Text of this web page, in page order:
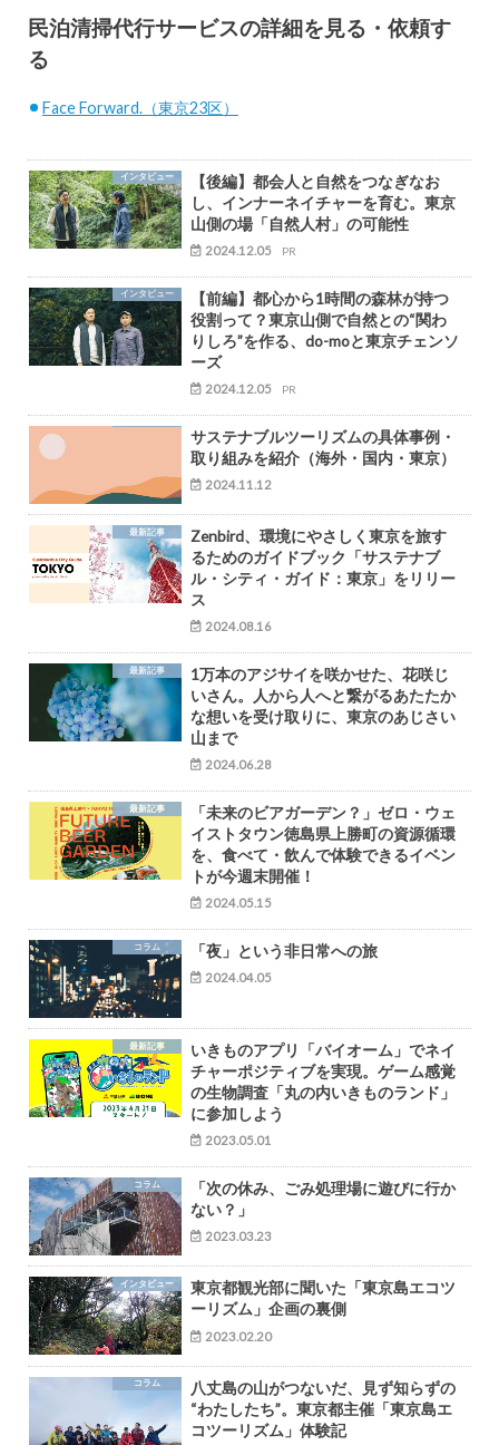
民泊清掃代行サービスの詳細を見る・依頼す
る
Face Forward.（東京23区）
インタビュー
【後編】都会人と自然をつなぎなお
し、インナーネイチャーを育む。東京
山側の場「自然人村」の可能性
2024.12.05 PR
インタビュー
【前編】都心から1時間の森林が持つ
役割って？東京山側で自然との“関わ
りしろ”を作る、do-moと東京チェンソ
ーズ
2024.12.05 PR
サステナブルツーリズムの具体事例・
取り組みを紹介（海外・国内・東京）
2024.11.12
最新記事
Zenbird、環境にやさしく東京を旅す
るためのガイドブック「サステナブ
ル・シティ・ガイド：東京」をリリー
ス
2024.08.16
最新記事
1万本のアジサイを咲かせた、花咲じ
いさん。人から人へと繋がるあたたか
な想いを受け取りに、東京のあじさい
山まで
2024.06.28
最新記事
「未来のビアガーデン？」ゼロ・ウェ
イストタウン徳島県上勝町の資源循環
を、食べて・飲んで体験できるイベン
トが今週末開催！
2024.05.15
コラム 「夜」という非日常への旅
2024.04.05
最新記事
いきものアプリ「バイオーム」でネイ
チャーポジティブを実現。ゲーム感覚
の生物調査「丸の内いきものランド」
に参加しよう
2023.05.01
コラム
「次の休み、ごみ処理場に遊びに行か
ない？」
2023.03.23
インタビュー
東京都観光部に聞いた「東京島エコツ
ーリズム」企画の裏側
2023.02.20
コラム
八丈島の山がつないだ、見ず知らずの
“わたしたち”。東京都主催「東京島エ
コツーリズム」体験記